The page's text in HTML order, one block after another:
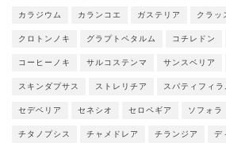
カラジウム カランコエ ガステリア クラッ
クロトンノキ グラプトペタルム コチレドン
コーヒーノキ サルコステンマ サンスベリア
スキンダプサス ストレリチア スパティフィラ
セデベリア セネシオ セロペギア ソフォラ
チタノプシス チャメドレア チランジア デ